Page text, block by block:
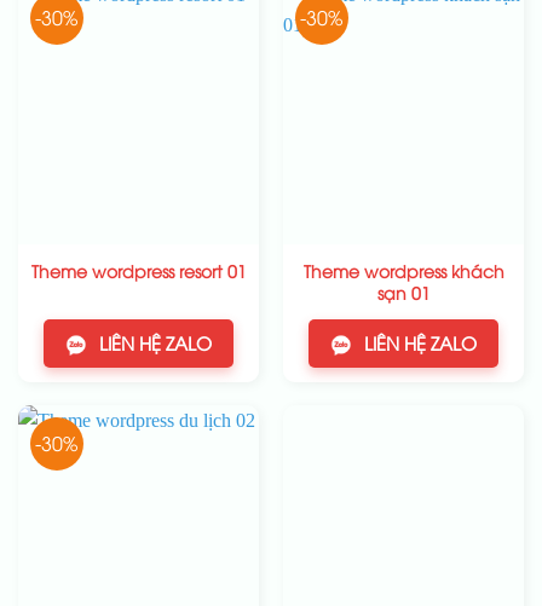
-30%
Theme wordpress resort 01
LIÊN HỆ ZALO
-30%
Theme wordpress khách
sạn 01
LIÊN HỆ ZALO
-30%